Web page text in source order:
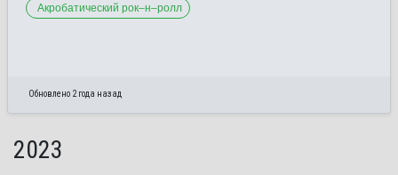
Акробатический рок–н–ролл
Обновлено 2 года назад
2023